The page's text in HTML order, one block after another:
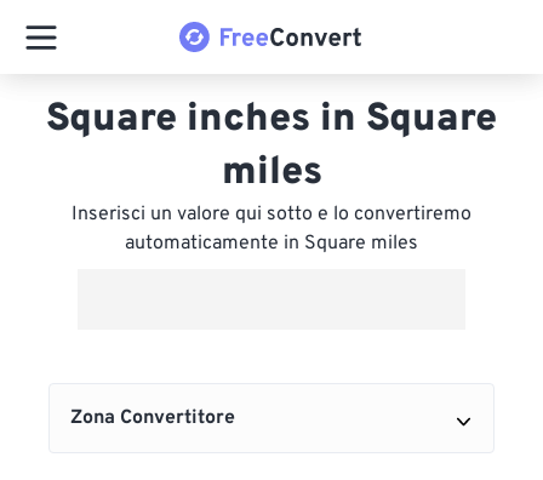
Square inches in Square
miles
Inserisci un valore qui sotto e lo convertiremo
automaticamente in Square miles